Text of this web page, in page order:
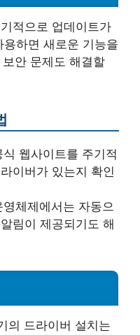
적으로 업데이트가
하면 새로운 기능을
안 문제도 해결할
식 웹사이트를 주기적
이버가 있는지 확인
영체제에서는 자동으
림이 제공되기도 해
의 드라이버 설치는